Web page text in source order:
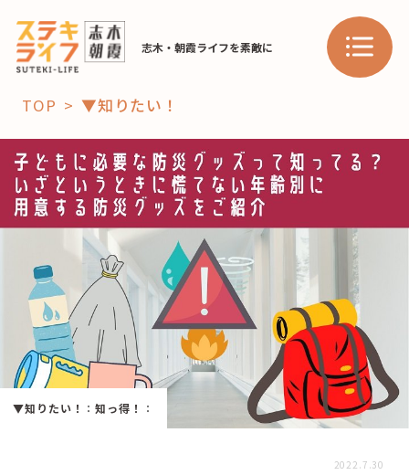
志木・朝霞ライフを素敵に
「コト」
子育て
暮らし
おすすめ
スポット 学び・教育
「場」
HAREL HAREL
活用事例
TOP ▼知りたい！
▼知りたい！ ：知っ得！ ：
2022.7.30